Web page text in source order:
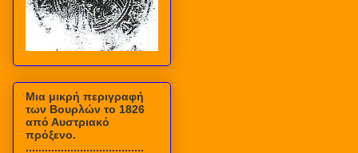
Mια μικρή περιγραφή
των Βουρλών το 1826
από Αυστριακό
πρόξενο.
.....................................